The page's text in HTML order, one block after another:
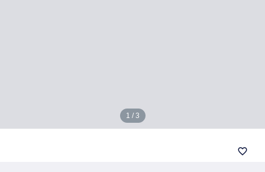
1 / 3
favorite_border